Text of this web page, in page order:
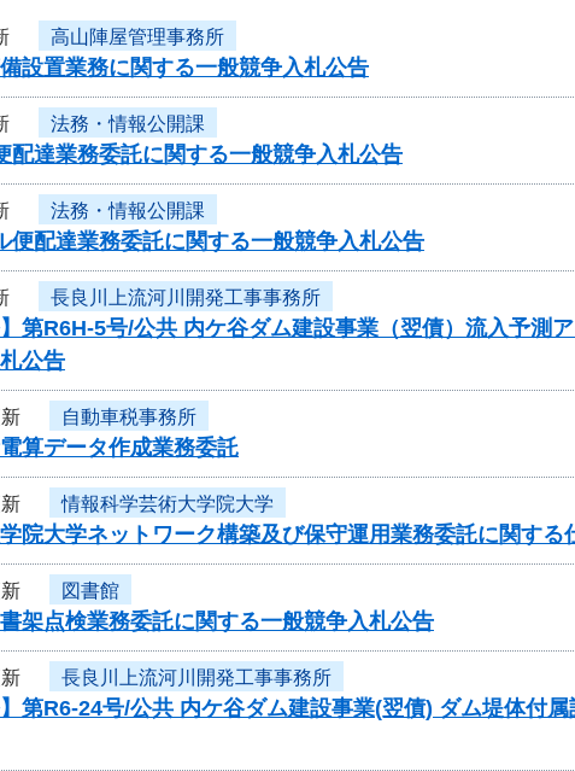
高山陣屋管理事務所
設置業務に関する一般競争入札公告
法務・情報公開課
配達業務委託に関する一般競争入札公告
法務・情報公開課
便配達業務委託に関する一般競争入札公告
長良川上流河川開発工事事務所
】第R6H-5号/公共 内ケ谷ダム建設事業（翌債）流入予測
公告
自動車税事務所
算データ作成業務委託
情報科学芸術大学院大学
院大学ネットワーク構築及び保守運用業務委託に関す
図書館
架点検業務委託に関する一般競争入札公告
長良川上流河川開発工事事務所
】第R6-24号/公共 内ケ谷ダム建設事業(翌債) ダム堤体付